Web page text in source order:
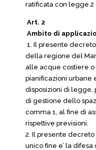
ratificata con legge
Art. 2
Ambito di
1. Il presente
della regione del
alle acque costiere
pianificazioni urbane
disposizioni di legge,
di gestione dello
comma 1, al fine di
rispettive previsioni.
2. Il presente decreto
unico fine e’ la